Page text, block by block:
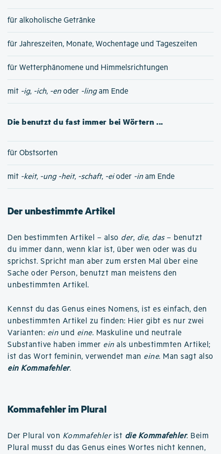
für alkoholische Getränke
für Jahreszeiten, Monate, Wochentage und Tageszeiten
für Wetterphänomene und Himmelsrichtungen
mit -ig, -ich, -en oder -lingam Ende
Die benutzt du fast immer bei Wörtern ...
für Obstsorten
mit -keit, -ung -heit, -schaft, -eioder -in am Ende
Der unbestimmte Artikel
Den bestimmten Artikel – also der, die, das– benutzt
du immer dann, wenn klar ist, über wen oder was du
sprichst. Spricht man aber zum ersten Mal über eine
Sache oder Person, benutzt man meistens den
unbestimmten Artikel.
Kennst du das Genus eines Nomens, ist es einfach, den
unbestimmten Artikel zu finden: Hier gibt es nur zwei
Varianten: ein und eine. Maskuline und neutrale
Substantive haben immer ein als unbestimmten Artikel;
ist das Wort feminin, verwendet man eine. Man sagt also
ein Kommafehler.
Kommafehler im Plural
Der Plural von Kommafehlerist die Kommafehler. Beim
Plural musst du das Genus eines Wortes nicht kennen,